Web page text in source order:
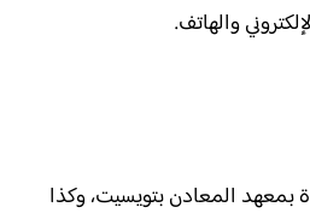
والهاتف.
بمعهد المعادن بتويسيت، وكذا